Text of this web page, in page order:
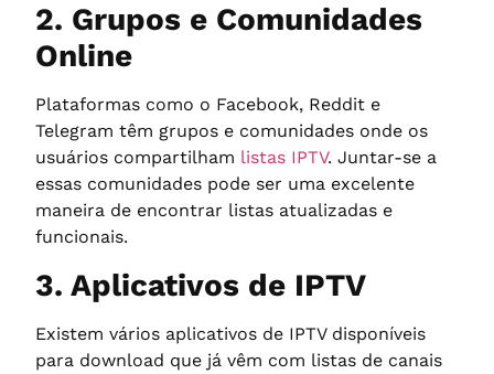
2. Grupos e Comunidades
Online
Plataformas como o Facebook, Reddit e
Telegram têm grupos e comunidades onde os
usuários compartilham listas IPTV. Juntar-se a
essas comunidades pode ser uma excelente
maneira de encontrar listas atualizadas e
funcionais.
3. Aplicativos de IPTV
Existem vários aplicativos de IPTV disponíveis
para download que já vêm com listas de canais